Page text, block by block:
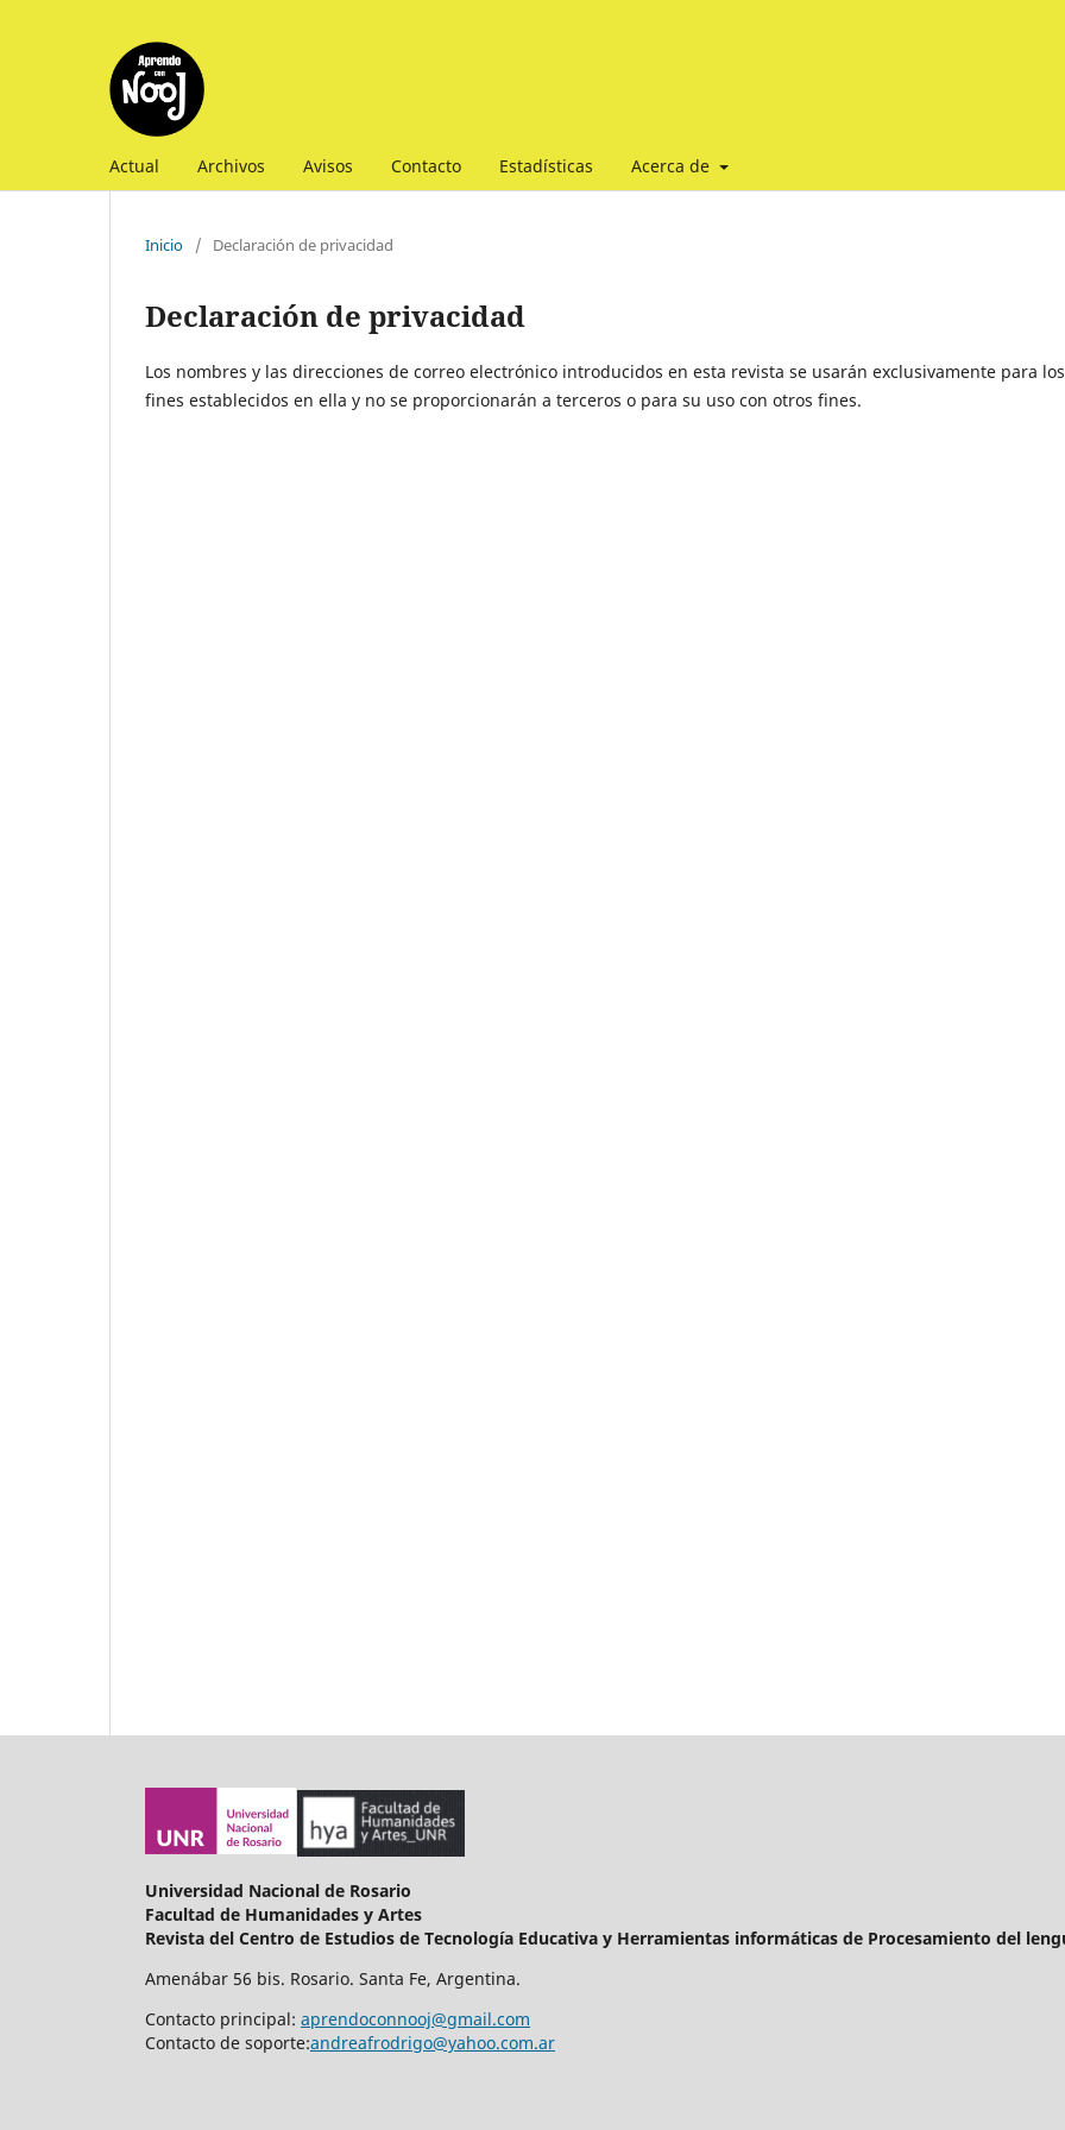
Actual Archivos Avisos Contacto Estadísticas Acerca de
Inicio / Declaración de privacidad
Declaración de privacidad
Los nombres y las direcciones de correo electrónico introducidos en esta revista se usarán exclusivamente para los
fines establecidos en ella y no se proporcionarán a terceros o para su uso con otros fines.
Universidad Nacional de Rosario
Facultad de Humanidades y Artes
Revista del Centro de Estudios de Tecnología Educativa y Herramientas informáticas de Procesamiento del
Amenábar 56 bis. Rosario. Santa Fe, Argentina.
Contacto principal: aprendoconnooj@gmail.com
Contacto de soporte:andreafrodrigo@yahoo.com.ar